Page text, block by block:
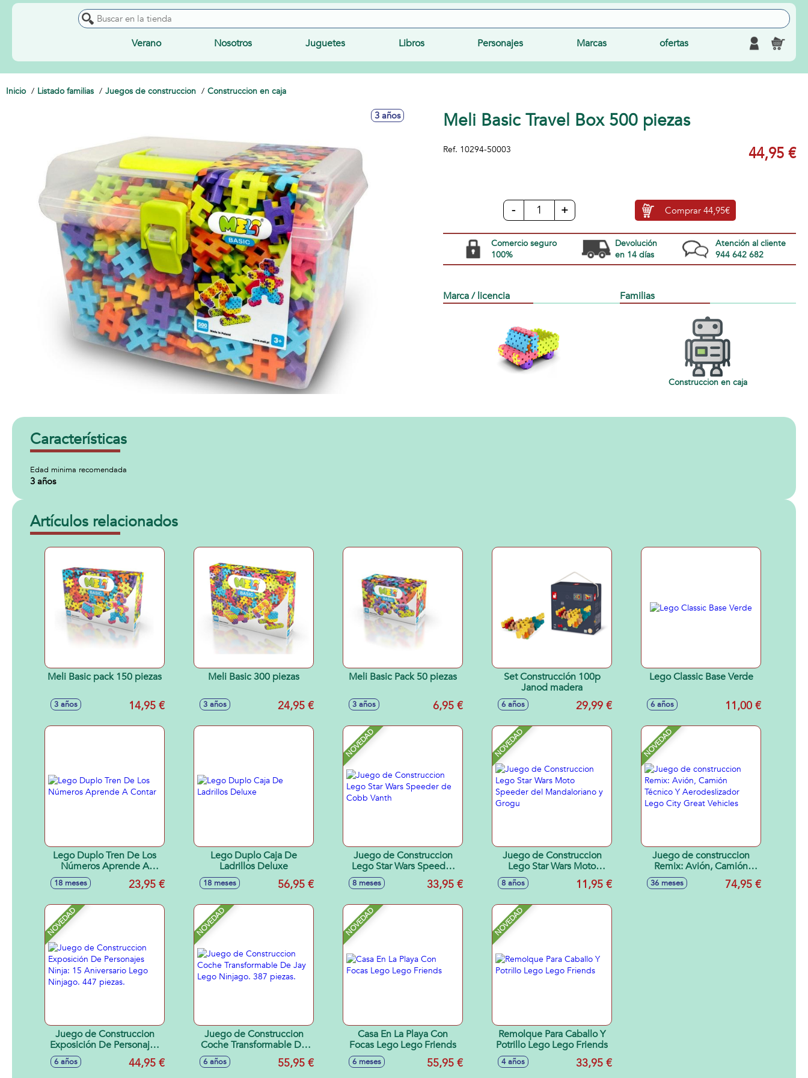
Verano Nosotros Juguetes Libros Personajes Marcas ofertas
Inicio Listado familias Juegos de construccion Construccion en caja
3 años Meli Basic Travel Box 500 piezas
Ref. 10294-50003 44,95 €
- + Comprar44,95€
Comercio seguro
100%
Devolución
en 14 días
Atención al cliente
944 642 682
Marca / licencia Familias
Construccion en caja
Características
Edad minima recomendada
3 años
Artículos relacionados
Meli Basic pack 150 piezas
3 años 14,95 €
Meli Basic 300 piezas
3 años 24,95 €
Meli Basic Pack 50 piezas
3 años 6,95 €
Set Construcción 100p
Janod madera
6 años 29,99 €
Lego Classic Base Verde
6 años 11,00 €
Lego Duplo Tren De Los
Números Aprende A
Contar
18 meses 23,95 €
Lego Duplo Caja De
Ladrillos Deluxe
18 meses 56,95 €
NOVEDAD
Juego de Construccion
Lego Star Wars Speeder
de Cobb Vanth
8 meses 33,95 €
NOVEDAD
Juego de Construccion
Lego Star Wars Moto
Speeder del Mandaloriano
8 años 11,95 €
NOVEDAD
Juego de construccion
Remix: Avión, Camión
Técnico Y Aerodeslizador
Lego City Great Vehicles
36 meses 74,95 €
NOVEDAD
Juego de Construccion
Exposición De Personajes
Ninja: 15 Aniversario Lego
Ninjago. 447 piezas.
6 años 44,95 €
NOVEDAD
Juego de Construccion
Coche Transformable De
Jay Lego Ninjago. 387
6 años 55,95 €
NOVEDAD
Casa En La Playa Con
Focas Lego Lego Friends
6 meses 55,95 €
NOVEDAD
Remolque Para Caballo Y
Potrillo Lego Lego Friends
4 años 33,95 €